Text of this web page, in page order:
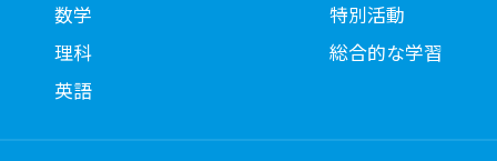
数学
理科
英語
特別活動
総合的な学習